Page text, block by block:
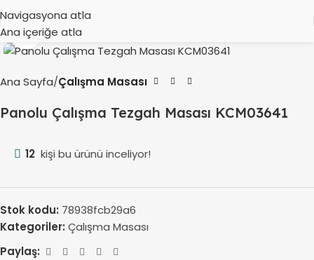
Navigasyona atla
Ana içeriğe atlaBüyütmek için tıklayın
Ana Sayfa Çalışma Masası
Panolu Çalışma Tezgah Masası KCM03641
12 kişi bu ürünü inceliyor!
Stok kodu: 78938fcb29a6
Kategoriler: Çalışma Masası
Paylaş: